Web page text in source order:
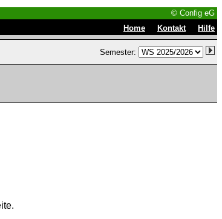
© Config eG
Home Kontakt Hilfe
Semester: